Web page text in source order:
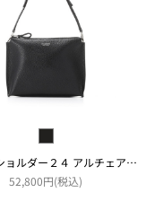
オテッロショルダー２４ アルチェアコピアート
52,800円(税込)